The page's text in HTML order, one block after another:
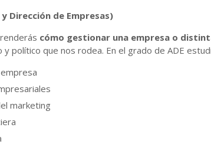
Dirección de Empresas)
cómo gestionar una empresa o
político que nos rodea. En el grado de ADE
marketing